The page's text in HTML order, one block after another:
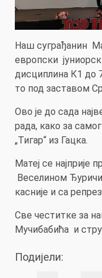
Наш суграђанин
европски
дисциплина К1 до
то под заставом
Ово је до сада
рада, како за
„Тигар“ из Гацка.
Матеј се најприје
Веселином
касније и са
Све честитке за
Мучибабића и
Подијели: